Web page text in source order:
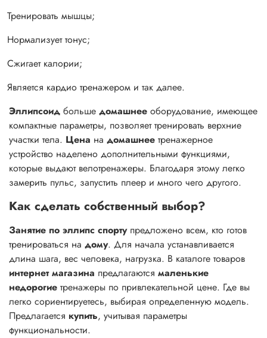
Тренировать мышцы;
Нормализует тонус;
Сжигает калории;
Является кардио тренажером и так далее.
Эллипсоид больше домашнее оборудование, имеющее
компактные параметры, позволяет тренировать верхние
участки тела. Цена на домашнее тренажерное
устройство наделено дополнительными функциями,
которые выдают велотренажеры. Благодаря этому легко
замерить пульс, запустить плеер и много чего другого.
Как сделать собственный выбор?
Занятие по эллипс спортупредложено всем, кто готов
тренироваться на дому. Для начала устанавливается
длина шага, вес человека, нагрузка. В каталоге товаров
интернет магазина предлагаются маленькие
недорогие тренажеры по привлекательной цене. Где вы
легко сориентируетесь, выбирая определенную модель.
Предлагается купить, учитывая параметры
функциональности.